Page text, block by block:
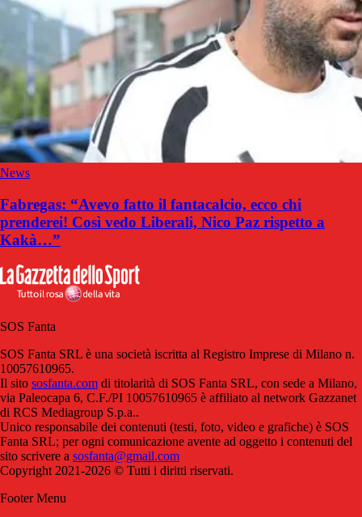
News
Fabregas: “Avevo fatto il fantacalcio, ecco chi
prenderei! Così vedo Liberali, Nico Paz rispetto a
Kakà…”
SOS Fanta
SOS Fanta SRL è una società iscritta al Registro Imprese di Milano n.
10057610965.
Il sito sosfanta.com di titolarità di SOS Fanta SRL, con sede a Milano,
via Paleocapa 6, C.F./PI 10057610965 è affiliato al network Gazzanet
di RCS Mediagroup S.p.a..
Unico responsabile dei contenuti (testi, foto, video e grafiche) è SOS
Fanta SRL; per ogni comunicazione avente ad oggetto i contenuti del
sito scrivere a sosfanta@gmail.com
Copyright 2021-2026 © Tutti i diritti riservati.
Footer Menu